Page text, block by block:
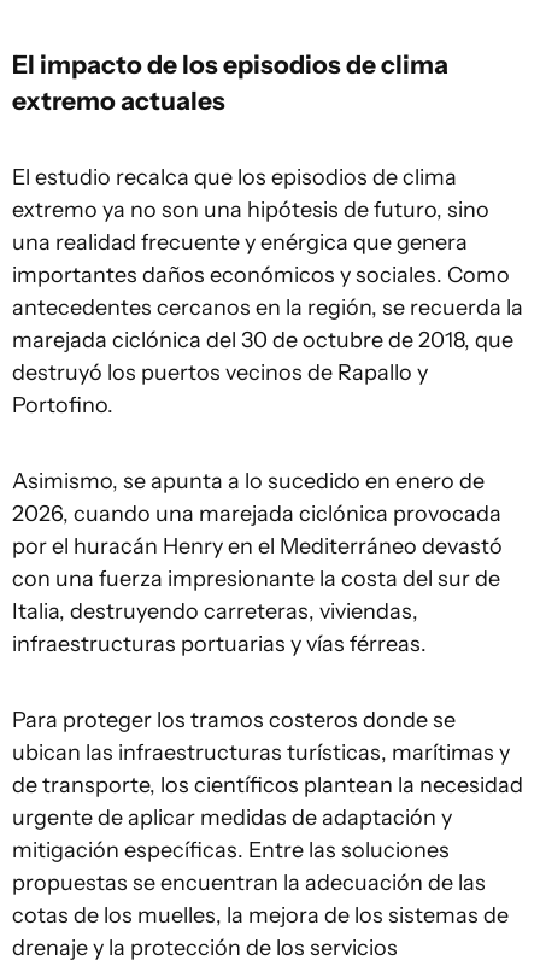
El impacto de los episodios de clima
extremo actuales
El estudio recalca que los episodios de clima
extremo ya no son una hipótesis de futuro, sino
una realidad frecuente y enérgica que genera
importantes daños económicos y sociales. Como
antecedentes cercanos en la región, se recuerda la
marejada ciclónica del 30 de octubre de 2018, que
destruyó los puertos vecinos de Rapallo y
Portofino.
Asimismo, se apunta a lo sucedido en enero de
2026, cuando una marejada ciclónica provocada
por el huracán Henry en el Mediterráneo devastó
con una fuerza impresionante la costa del sur de
Italia, destruyendo carreteras, viviendas,
infraestructuras portuarias y vías férreas.
Para proteger los tramos costeros donde se
ubican las infraestructuras turísticas, marítimas y
de transporte, los científicos plantean la necesidad
urgente de aplicar medidas de adaptación y
mitigación específicas. Entre las soluciones
propuestas se encuentran la adecuación de las
cotas de los muelles, la mejora de los sistemas de
drenaje y la protección de los servicios